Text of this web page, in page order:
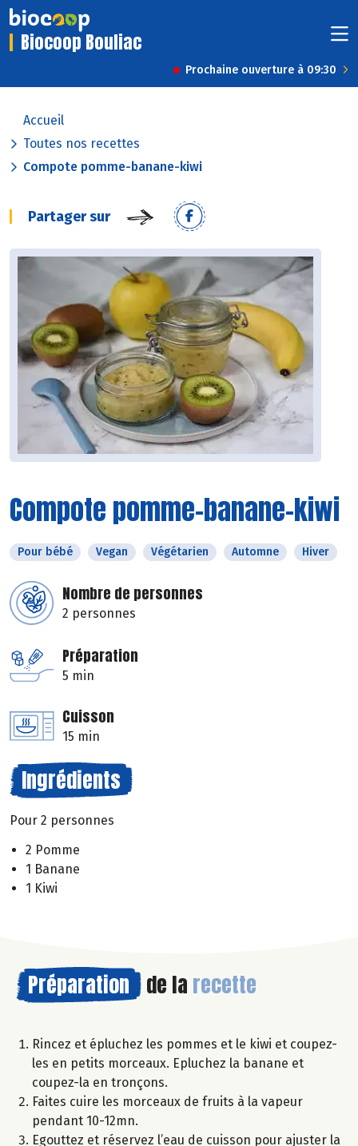
Biocoop Bouliac
Prochaine ouverture à 09:30
Accueil
Toutes nos recettes
Compote pomme-banane-kiwi
Partager sur
Compote pomme-banane-kiwi
Pour bébé Vegan Végétarien Automne Hiver
Nombre de personnes
2 personnes
Préparation
5 min
Cuisson
15 min
Ingrédients
Pour 2 personnes
2 Pomme
1 Banane
1 Kiwi
Préparation de la recette
Rincez et épluchez les pommes et le kiwi et coupez-
les en petits morceaux. Epluchez la banane et
coupez-la en tronçons.
Faites cuire les morceaux de fruits à la vapeur
pendant 10-12mn.
Egouttez et réservez l’eau de cuisson pour ajuster la